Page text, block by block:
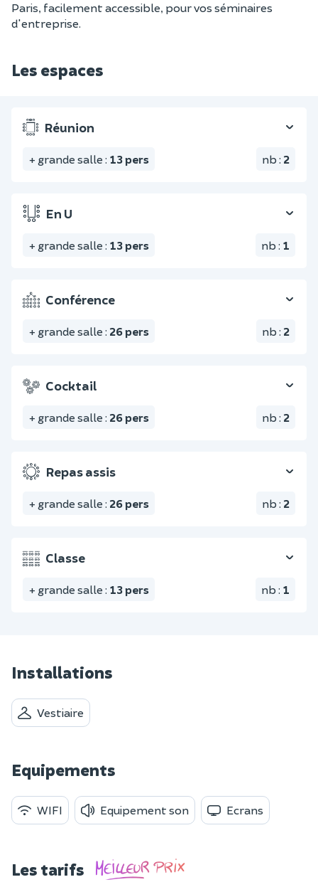
Paris, facilement accessible, pour vos séminaires
d'entreprise.
Les espaces
Réunion
+ grande salle : 13pers nb : 2
En U
+ grande salle : 13pers nb : 1
Conférence
+ grande salle : 26pers nb : 2
Cocktail
+ grande salle : 26pers nb : 2
Repas assis
+ grande salle : 26pers nb : 2
Classe
+ grande salle : 13pers nb : 1
Installations
Vestiaire
Equipements
WIFI Equipement son Ecrans
Les tarifs